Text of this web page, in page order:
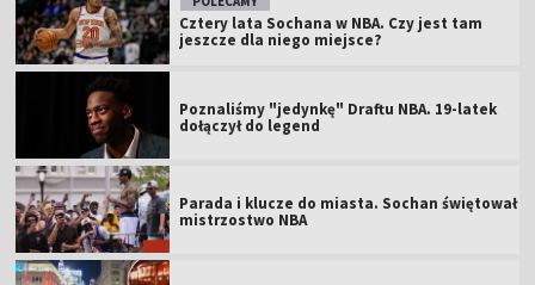
Cztery lata Sochana w NBA. Czy jest tam
jeszcze dla niego miejsce?
Poznaliśmy "jedynkę" Draftu NBA. 19-latek
dołączył do legend
Parada i klucze do miasta. Sochan świętował
mistrzostwo NBA